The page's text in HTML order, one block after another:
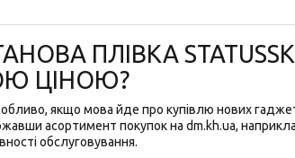
ПЛІВКА
ЦІНОЮ?
якщо мова йде про купівлю нових
асортимент покупок на dm.kh.ua,
обслуговування.